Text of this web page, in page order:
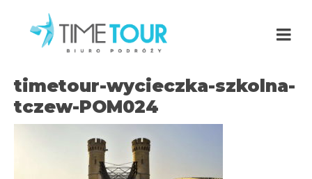
timetour-wycieczka-szkolna-
tczew-POM024